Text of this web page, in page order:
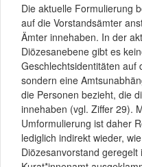
Die aktuelle Formulierung
auf die Vorstandsämter
Ämter innehaben. In der
Diözesanebene gibt es
Geschlechtsidentitäten auf
sondern eine
die Personen bezieht, die
innehaben (vgl. Ziffer 29).
Umformulierung ist daher
lediglich indirekt wieder,
Diözesanvorstand